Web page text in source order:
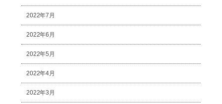
2022年7月
2022年6月
2022年5月
2022年4月
2022年3月